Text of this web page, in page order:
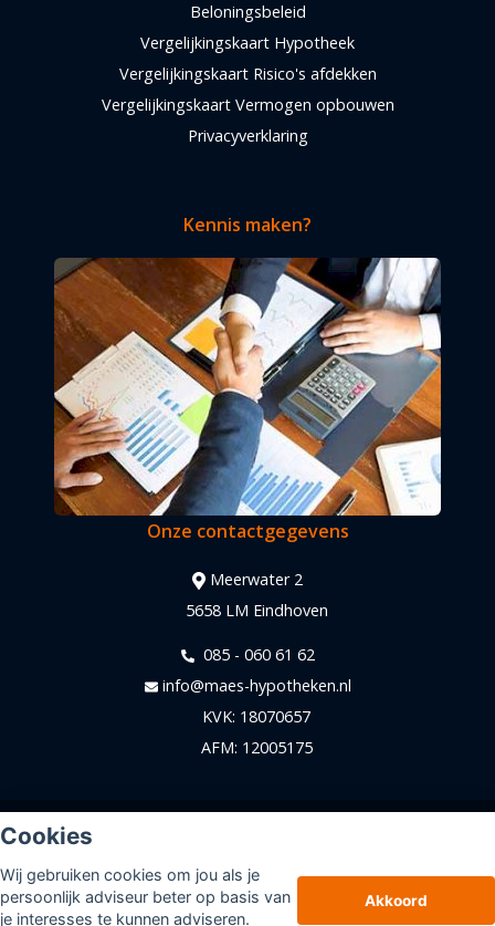
Cookies
Wij gebruiken cookies om jou als je
persoonlijk adviseur beter op basis van
je interesses te kunnen adviseren.
Akkoord
Beloningsbeleid
Vergelijkingskaart Hypotheek
Vergelijkingskaart Risico's afdekken
Vergelijkingskaart Vermogen opbouwen
Privacyverklaring
Kennis maken?
Onze contactgegevens
Meerwater 2
5658 LM Eindhoven
085 - 060 61 62
info@maes-hypotheken.nl
KVK: 18070657
AFM: 12005175
Sitemap
Disclaimer